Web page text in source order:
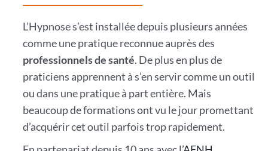
L’Hypnose s’est installée depuis plusieurs années
comme une pratique reconnue auprès des
professionnels de santé. De plus en plus de
praticiens apprennent à s’en servir comme un outil
ou dans une pratique à part entière. Mais
beaucoup de formations ont vu le jour promettant
d’acquérir cet outil parfois trop rapidement.